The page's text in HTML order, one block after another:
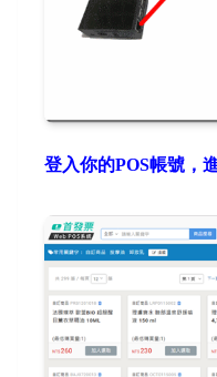
登入你的POS帳號，